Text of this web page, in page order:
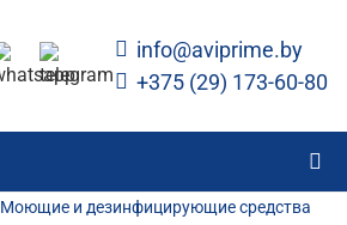
info@aviprime.by
+375 (29) 173-60-80
Моющие и дезинфицирующие средства